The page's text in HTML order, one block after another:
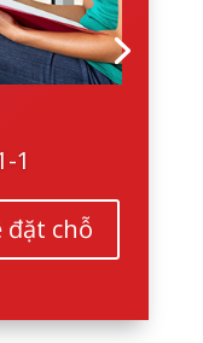
1
đặt chỗ